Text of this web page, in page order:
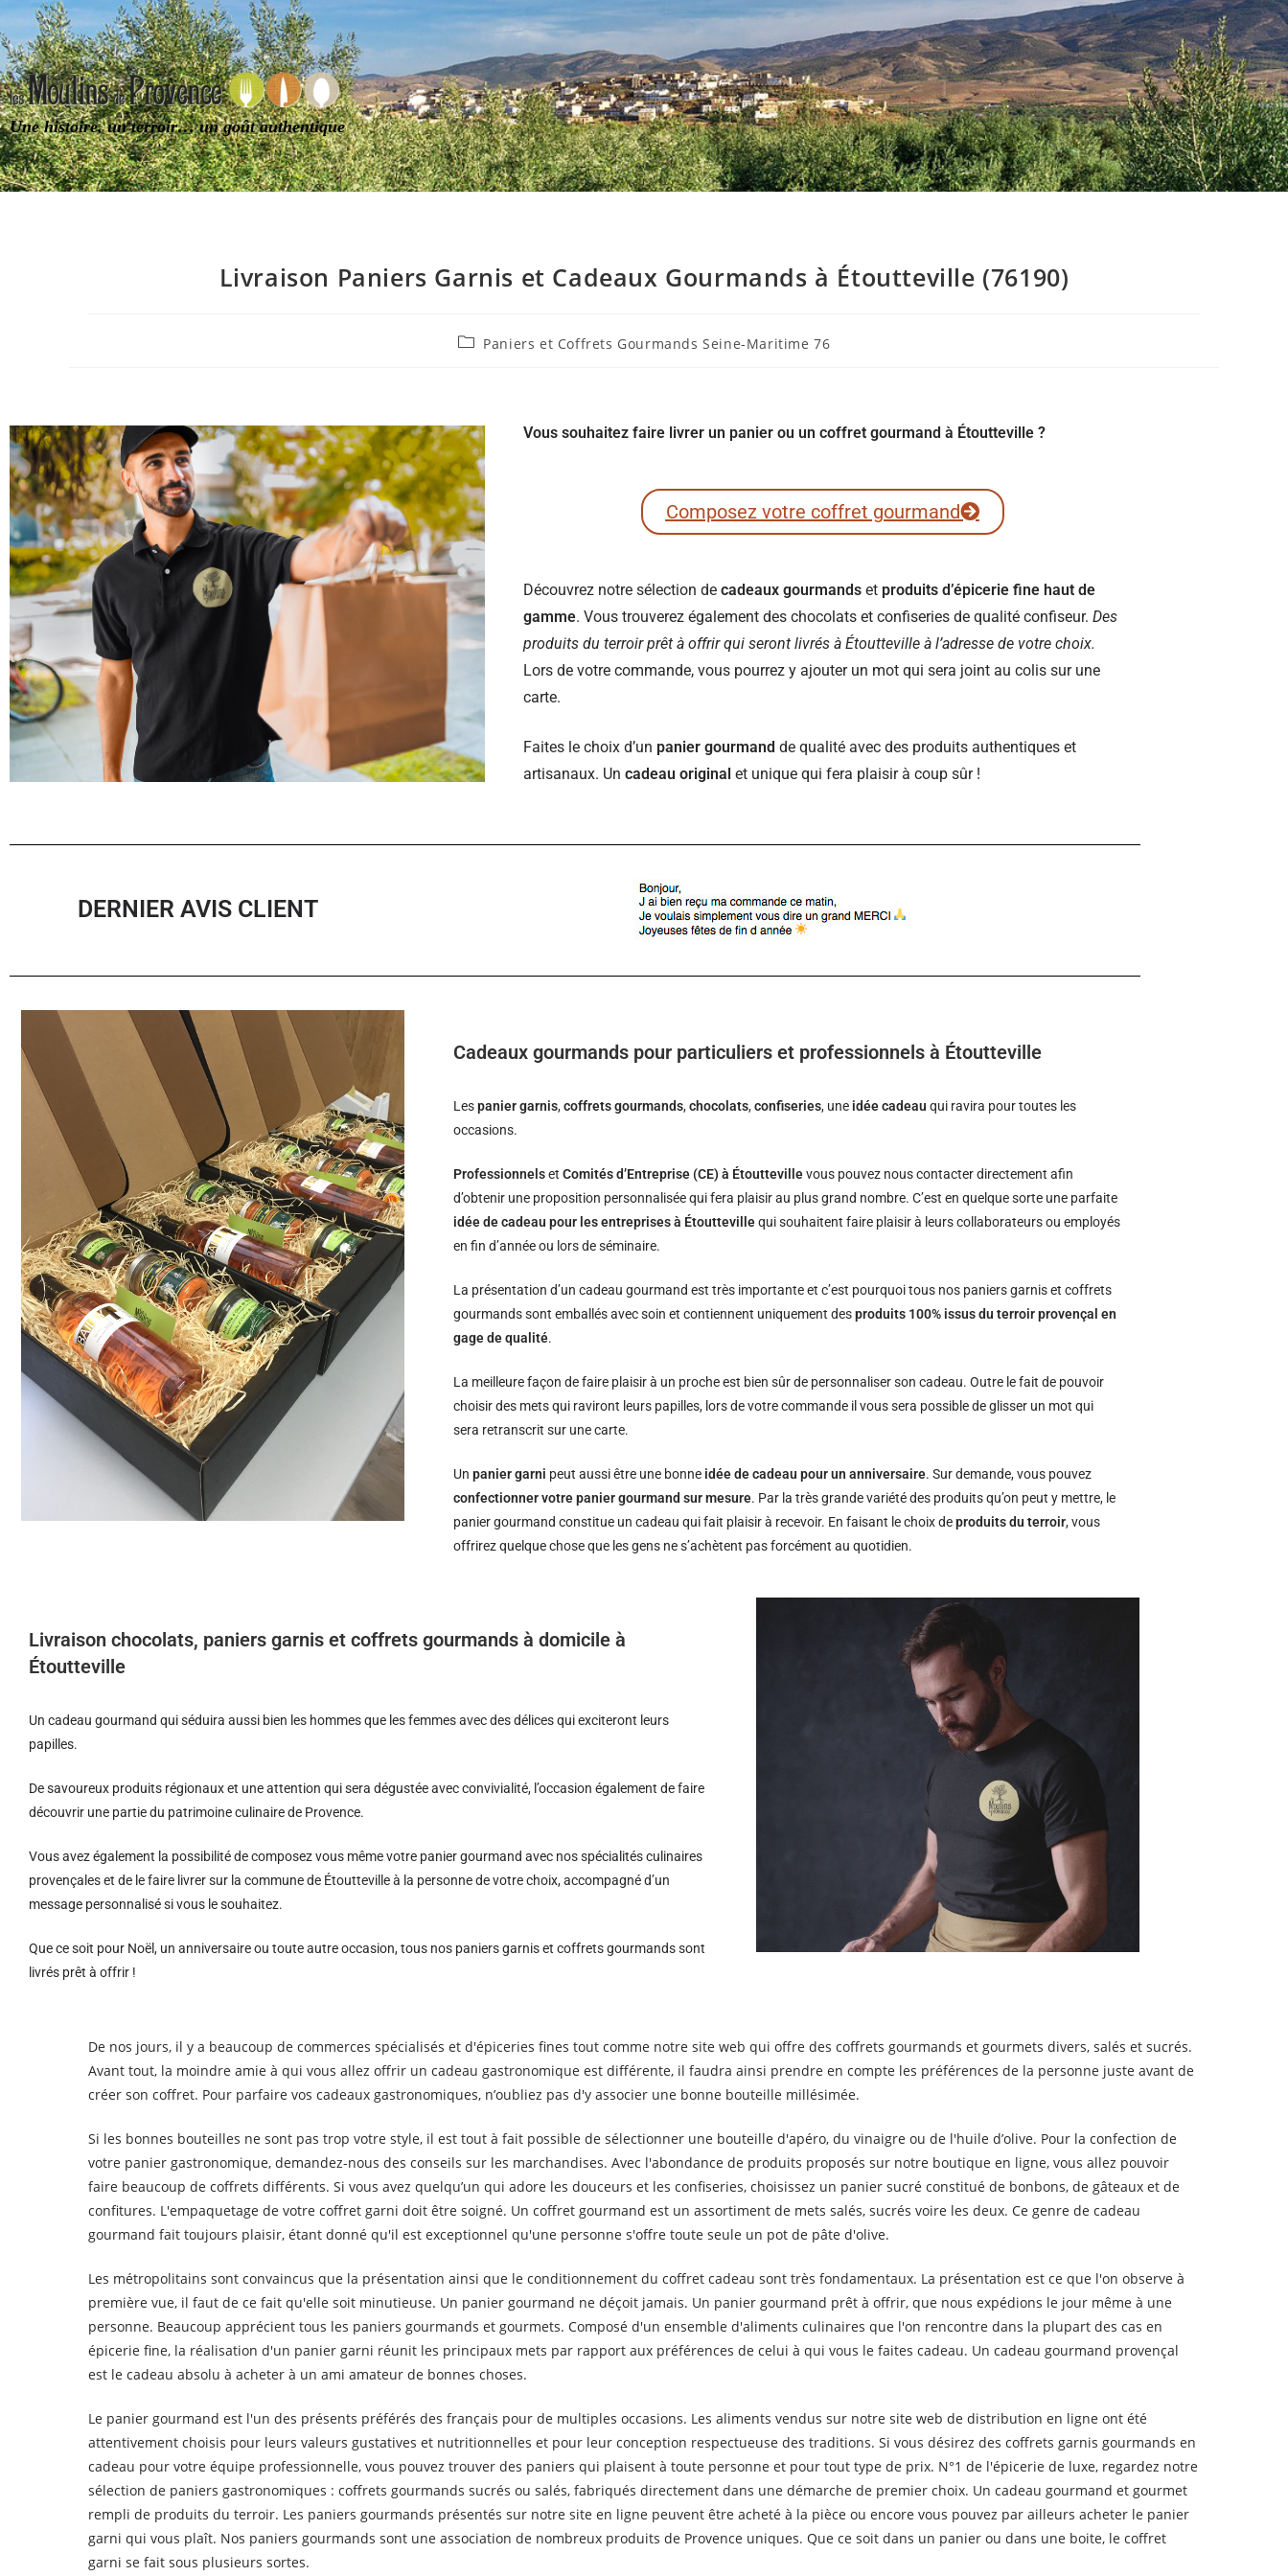
Une histoire, un terroir… un goût authentique
Livraison Paniers Garnis et Cadeaux Gourmands à Étoutteville (76190)
Paniers et Coffrets Gourmands Seine-Maritime 76
Vous souhaitez faire livrer un panier ou un coffret gourmand à Étoutteville ?
Composez votre coffret gourmand
Découvrez notre sélection de cadeaux gourmands et produits d’épicerie fine haut de
gamme. Vous trouverez également des chocolats et confiseries de qualité confiseur. Des
produits du terroir prêt à offrir qui seront livrés à Étoutteville à l’adresse de votre choix.
Lors de votre commande, vous pourrez y ajouter un mot qui sera joint au colis sur une
carte.
Faites le choix d’un panier gourmand de qualité avec des produits authentiques et
artisanaux. Un cadeau original et unique qui fera plaisir à coup sûr !
DERNIER AVIS CLIENT
Cadeaux gourmands pour particuliers et professionnels à Étoutteville
Lespanier garnis,coffrets gourmands,chocolats,confiseries, une idée cadeau qui ravira pour toutes les
occasions.
ProfessionnelsetComités d’Entreprise (CE) à Étouttevillevous pouvez nous contacter directement afin
d’obtenir une proposition personnalisée qui fera plaisir au plus grand nombre. C’est en quelque sorte une parfaite
idée de cadeau pour les entreprises à Étouttevillequi souhaitent faire plaisir à leurs collaborateurs ou employés
en fin d’année ou lors de séminaire.
La présentation d’un cadeau gourmand est très importante et c’est pourquoi tous nos paniers garnis et coffrets
gourmands sont emballés avec soin et contiennent uniquement desproduits 100% issus du terroir provençal en
gage de qualité.
La meilleure façon de faire plaisir à un proche est bien sûr de personnaliser son cadeau. Outre le fait de pouvoir
choisir des mets qui raviront leurs papilles, lors de votre commande il vous sera possible de glisser un mot qui
sera retranscrit sur une carte.
Unpanier garni peut aussi être une bonne idée de cadeau pour un anniversaire. Sur demande, vous pouvez
confectionner votre panier gourmand sur mesure. Par la très grande variété des produits qu’on peut y mettre, le
panier gourmand constitue un cadeau qui fait plaisir à recevoir. En faisant le choix deproduits du terroir, vous
offrirez quelque chose que les gens ne s’achètent pas forcément au quotidien.
Livraison chocolats, paniers garnis et coffrets gourmands à domicile à
Étoutteville
Un cadeau gourmand qui séduira aussi bien les hommes que les femmes avec des délices qui exciteront leurs
papilles.
De savoureux produits régionaux et une attention qui sera dégustée avec convivialité, l’occasion également de faire
découvrir une partie du patrimoine culinaire de Provence.
Vous avez également la possibilité de composez vous même votre panier gourmand avec nos spécialités culinaires
provençales et de le faire livrer sur la commune de Étoutteville à la personne de votre choix, accompagné d’un
message personnalisé si vous le souhaitez.
Que ce soit pour Noël, un anniversaire ou toute autre occasion, tous nos paniers garnis et coffrets gourmands sont
livrés prêt à offrir !
De nos jours, il y a beaucoup de commerces spécialisés et d'épiceries fines tout comme notre site web qui offre des coffrets gourmands et gourmets divers, salés et sucrés.
Avant tout, la moindre amie à qui vous allez offrir un cadeau gastronomique est différente, il faudra ainsi prendre en compte les préférences de la personne juste avant de
créer son coffret. Pour parfaire vos cadeaux gastronomiques, n’oubliez pas d'y associer une bonne bouteille millésimée.
Si les bonnes bouteilles ne sont pas trop votre style, il est tout à fait possible de sélectionner une bouteille d'apéro, du vinaigre ou de l'huile d’olive. Pour la confection de
votre panier gastronomique, demandez-nous des conseils sur les marchandises. Avec l'abondance de produits proposés sur notre boutique en ligne, vous allez pouvoir
faire beaucoup de coffrets différents. Si vous avez quelqu’un qui adore les douceurs et les confiseries, choisissez un panier sucré constitué de bonbons, de gâteaux et de
confitures. L'empaquetage de votre coffret garni doit être soigné. Un coffret gourmand est un assortiment de mets salés, sucrés voire les deux. Ce genre de cadeau
gourmand fait toujours plaisir, étant donné qu'il est exceptionnel qu'une personne s'offre toute seule un pot de pâte d'olive.
Les métropolitains sont convaincus que la présentation ainsi que le conditionnement du coffret cadeau sont très fondamentaux. La présentation est ce que l'on observe à
première vue, il faut de ce fait qu'elle soit minutieuse. Un panier gourmand ne déçoit jamais. Un panier gourmand prêt à offrir, que nous expédions le jour même à une
personne. Beaucoup apprécient tous les paniers gourmands et gourmets. Composé d'un ensemble d'aliments culinaires que l'on rencontre dans la plupart des cas en
épicerie fine, la réalisation d'un panier garni réunit les principaux mets par rapport aux préférences de celui à qui vous le faites cadeau. Un cadeau gourmand provençal
est le cadeau absolu à acheter à un ami amateur de bonnes choses.
Le panier gourmand est l'un des présents préférés des français pour de multiples occasions. Les aliments vendus sur notre site web de distribution en ligne ont été
attentivement choisis pour leurs valeurs gustatives et nutritionnelles et pour leur conception respectueuse des traditions. Si vous désirez des coffrets garnis gourmands en
cadeau pour votre équipe professionnelle, vous pouvez trouver des paniers qui plaisent à toute personne et pour tout type de prix. N°1 de l'épicerie de luxe, regardez notre
sélection de paniers gastronomiques : coffrets gourmands sucrés ou salés, fabriqués directement dans une démarche de premier choix. Un cadeau gourmand et gourmet
rempli de produits du terroir. Les paniers gourmands présentés sur notre site en ligne peuvent être acheté à la pièce ou encore vous pouvez par ailleurs acheter le panier
garni qui vous plaît. Nos paniers gourmands sont une association de nombreux produits de Provence uniques. Que ce soit dans un panier ou dans une boite, le coffret
garni se fait sous plusieurs sortes.